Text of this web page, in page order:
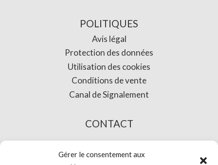
Gérer le consentement aux
POLITIQUES
Avis légal
Protection des données
Utilisation des cookies
Conditions de vente
Canal de Signalement
CONTACT
L’ACHAT EN LIGNE